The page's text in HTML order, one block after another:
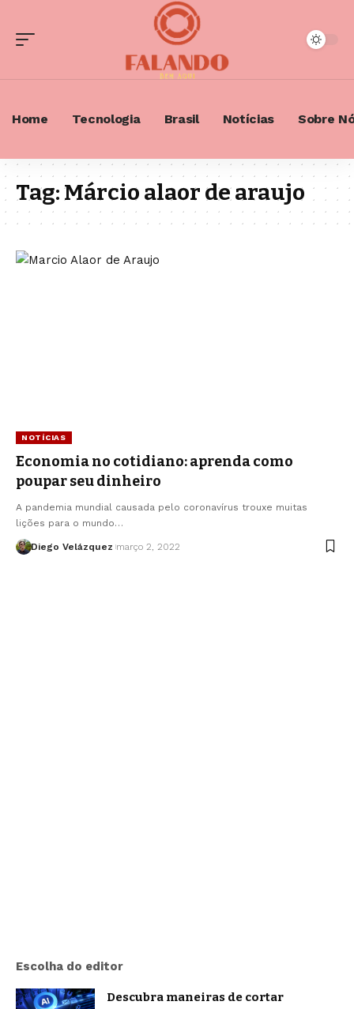
Home Tecnologia Brasil Notícias Sobre
Tag:Márcio alaor de araujo
NOTÍCIAS
Economia no cotidiano: aprenda como
poupar seu dinheiro
A pandemia mundial causada pelo coronavírus trouxe muitas
lições para o mundo…
Diego Velázquez março 2, 2022
Escolha do editor
Descubra maneiras de cortar